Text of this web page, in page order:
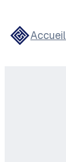
Accueil